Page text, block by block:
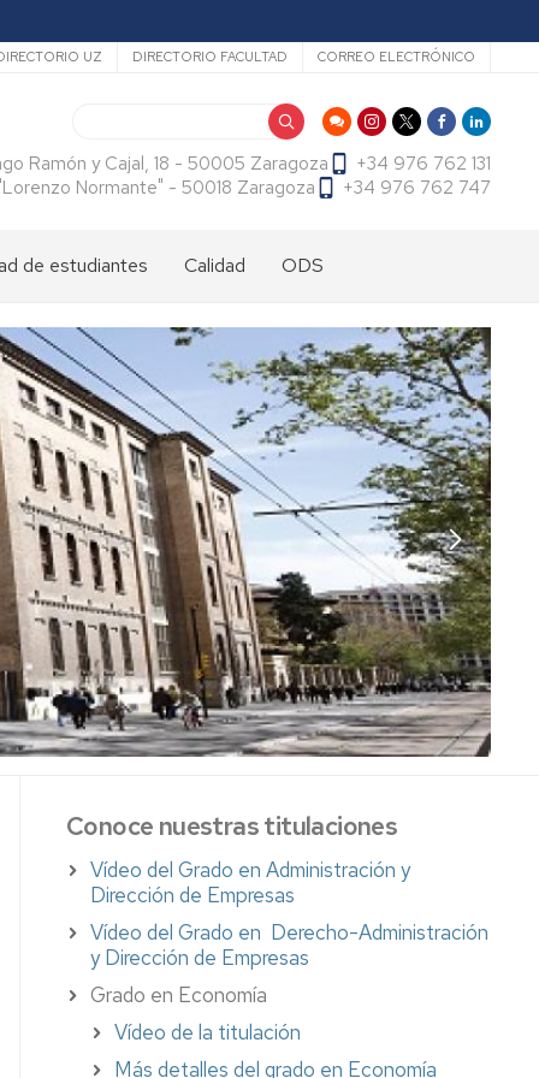
UZ DIRECTORIO FACULTAD CORREO ELECTRÓNICO
Ramón y Cajal, 18 - 50005 Zaragoza
+34 976 762 131
Normante" - 50018 Zaragoza
+34 976 762 747
de estudiantes Calidad ODS
Conoce nuestras titulaciones
Vídeo del Grado en Administración y
Dirección de Empresas
Vídeo del Grado en Derecho-Administración
y Dirección de Empresas
Grado en Economía
Vídeo de la titulación
Más detalles del grado en Economía